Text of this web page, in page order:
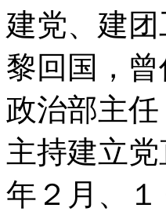
建党、建
黎回国，
政治部主
主持建立
年２月、